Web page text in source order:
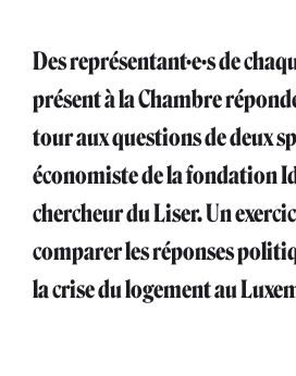
Des représentant·e·s de
présent à la Chambre
tour aux questions de deux
économiste de la fondation
chercheur du Liser. Un
comparer les réponses
la crise du logement au